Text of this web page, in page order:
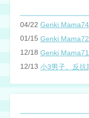
04/22
01/15 Genki
12/18
12/13 小3男子。反抗